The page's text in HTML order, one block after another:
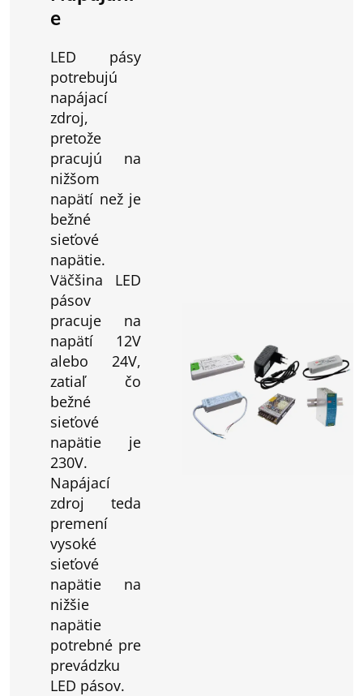
e
LED pásy
potrebujú
napájací
zdroj,
pretože
pracujú na
nižšom
napätí než je
bežné
sieťové
napätie.
Väčšina LED
pásov
pracuje na
napätí 12V
alebo 24V,
zatiaľ čo
bežné
sieťové
napätie je
230V.
Napájací
zdroj teda
premení
vysoké
sieťové
napätie na
nižšie
napätie
potrebné pre
prevádzku
LED pásov.